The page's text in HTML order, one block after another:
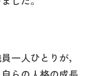
一人ひとりが，